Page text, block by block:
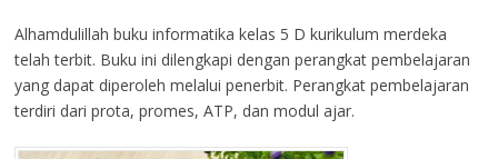
Alhamdulillah buku informatika kelas 5 D kurikulum merdeka
telah terbit. Buku ini dilengkapi dengan perangkat pembelajaran
yang dapat diperoleh melalui penerbit. Perangkat pembelajaran
terdiri dari prota, promes, ATP, dan modul ajar.